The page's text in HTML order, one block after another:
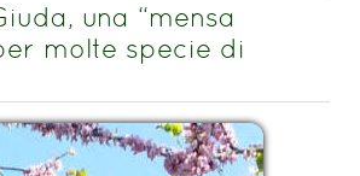
una “mensa
molte specie di